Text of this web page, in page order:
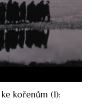
kořenům (1):